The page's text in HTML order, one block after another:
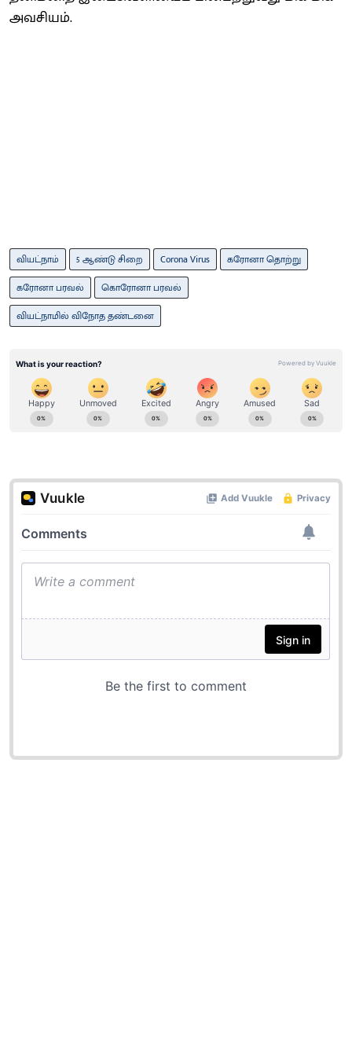
அவசியம்.
வியட்நாம் 5 ஆண்டு சிறை Corona Virus
கரோனா தொற்று
கரோனா பரவல்
கொரோனா பரவல்
வியட்நாமில் விநோத தண்டனை